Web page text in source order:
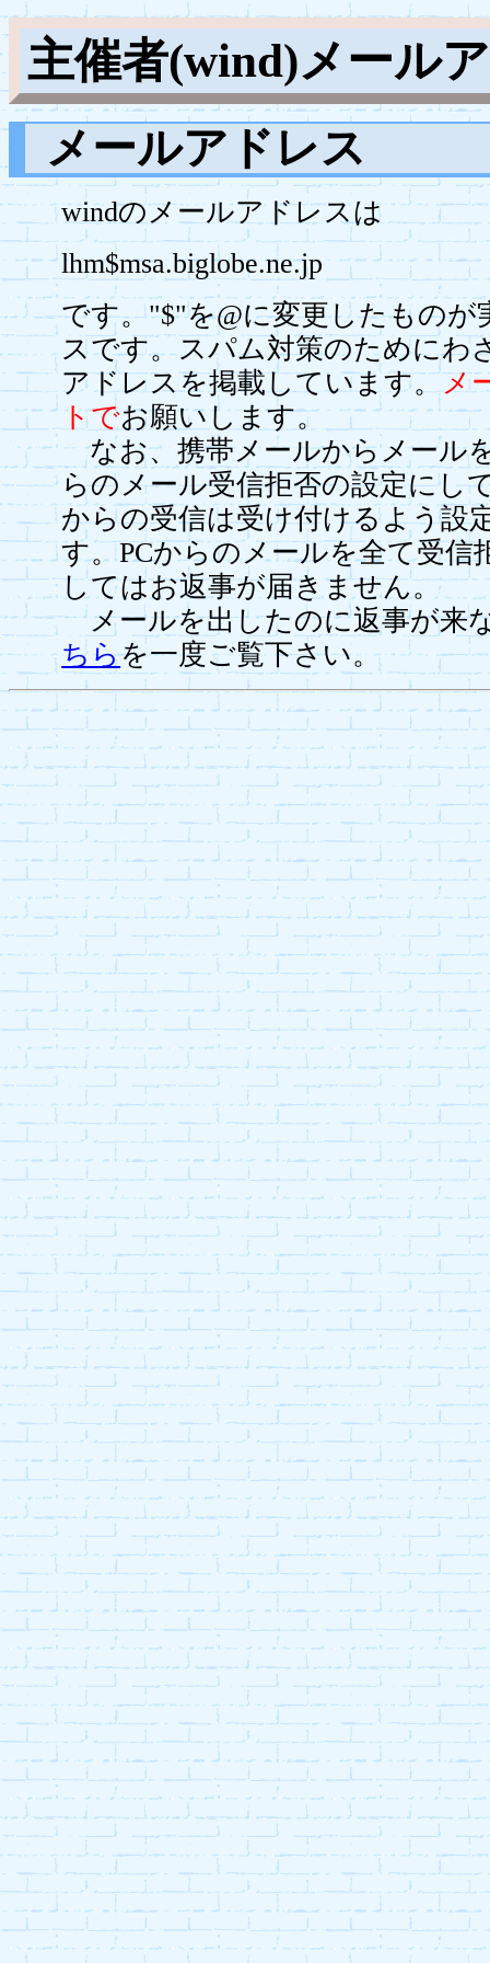
主催者(wind)メール
メールアドレス
windのメールアドレスは
lhm$msa.biglobe.ne.jp
です。"$"を@に変更したものが
スです。スパム対策のためにわ
アドレスを掲載しています。メ
トでお願いします。
なお、携帯メールからメール
らのメール受信拒否の設定にし
からの受信は受け付けるよう設
す。PCからのメールを全て受信
してはお返事が届きません。
メールを出したのに返事が来
ちらを一度ご覧下さい。